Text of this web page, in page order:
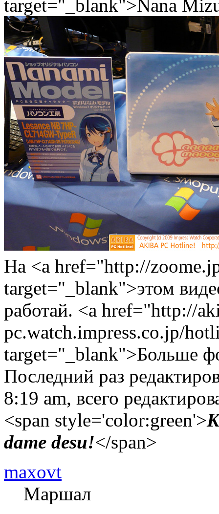
target="_blank">Nana
На <a href="http://
target="_blank">этом
работай. <a href="http://
pc.watch.impress.co.jp/
target="_blank">Больше
Последний раз
8:19 am, всего
<span style='color:green'>
dame desu!</span>
maxovt
Маршал